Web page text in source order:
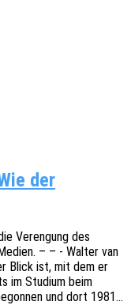
der
Veren­gung des
– – - Walter van
Blick ist, mit dem er
im Studi­um beim
und dort 1981…